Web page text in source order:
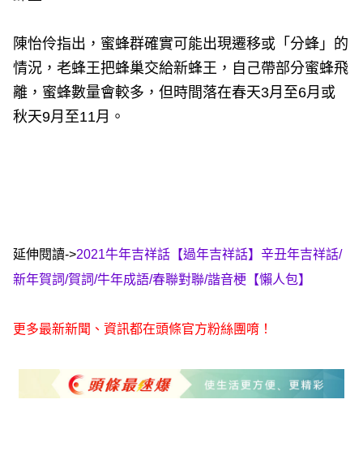
陳怡伶指出，蜜蜂群確實可能出現遷移或「分蜂」的
情況，老蜂王把蜂巢交給新蜂王，自己帶部分蜜蜂飛
離，蜜蜂數量會較多，但時間落在春天3月至6月或
秋天9月至11月。
延伸閱讀->2021牛年吉祥話【過年吉祥話】辛丑年吉祥話/
新年賀詞/賀詞/牛年成語/春聯對聯/諧音梗【懶人包】
更多最新新聞、資訊都在頭條官方粉絲團唷！